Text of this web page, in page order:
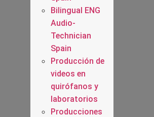
Bilingual ENG
Audio-
Technician
Spain
Producción de
videos en
quirófanos y
laboratorios
Producciones